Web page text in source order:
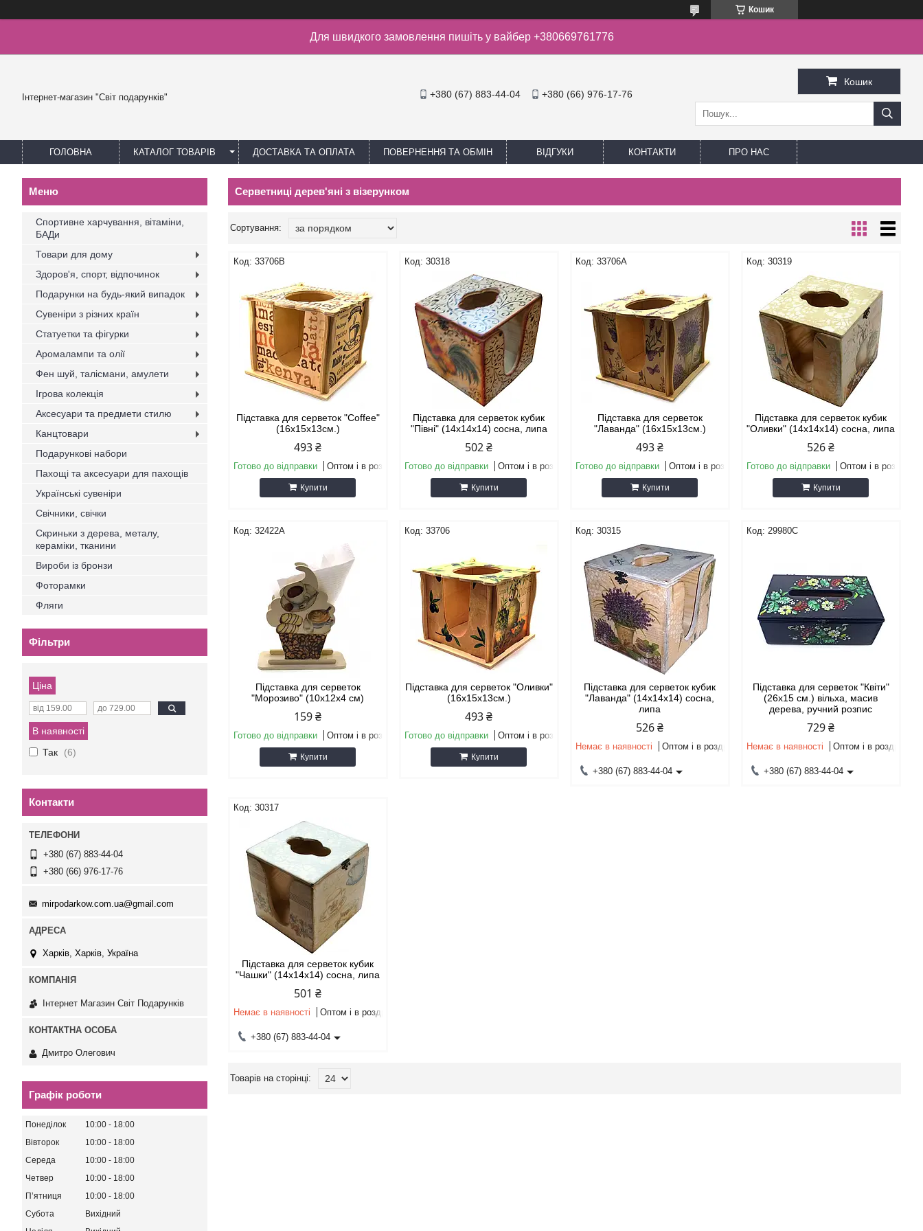
Кошик
Для швидкого замовлення пишіть у вайбер +380669761776
Інтернет-магазин "Світ подарунків" +380 (67) 883-44-04 +380 (66) 976-17-76
Кошик
ГОЛОВНА КАТАЛОГ ТОВАРІВ ДОСТАВКА ТА ОПЛАТА ПОВЕРНЕННЯ ТА ОБМІН ВІДГУКИ КОНТАКТИ ПРО НАС
Серветниці дерев'яні з візерунком
33706B
Підставка для серветок "Coffee"
(16х15х13см.)
493 ₴
Готово до відправки Оптом і в роздріб
Купити
30318
Підставка для серветок кубик
"Півні" (14х14х14) сосна, липа
502 ₴
Готово до відправки Оптом і в роздріб
Купити
33706A
Підставка для серветок
"Лаванда" (16х15х13см.)
493 ₴
Готово до відправки Оптом і в роздріб
Купити
30319
Підставка для серветок кубик
"Оливки" (14х14х14) сосна, липа
526 ₴
Готово до відправки Оптом і в роздріб
Купити
32422A
Підставка для серветок
"Морозиво" (10х12х4 см)
159 ₴
Готово до відправки Оптом і в роздріб
Купити
33706
Підставка для серветок "Оливки"
(16х15х13см.)
493 ₴
Готово до відправки Оптом і в роздріб
Купити
30315
Підставка для серветок кубик
"Лаванда" (14х14х14) сосна,
липа
526 ₴
Немає в наявності Оптом і в роздріб
+380 (67) 883-44-04
29980C
Підставка для серветок "Квіти"
(26х15 см.) вільха, масив
дерева, ручний розпис
729 ₴
Немає в наявності Оптом і в роздріб
+380 (67) 883-44-04
30317
Підставка для серветок кубик
"Чашки" (14х14х14) сосна, липа
501 ₴
Немає в наявності Оптом і в роздріб
+380 (67) 883-44-04
Спортивне харчування, вітаміни,
БАДи
Товари для дому
Здоров'я, спорт, відпочинок
Подарунки на будь-який випадок
Сувеніри з різних країн
Статуетки та фігурки
Аромалампи та олії
Фен шуй, талісмани, амулети
Ігрова колекція
Аксесуари та предмети стилю
Канцтовари
Подарункові набори
Пахощі та аксесуари для пахощів
Українські сувеніри
Свічники, свічки
Скриньки з дерева, металу,
кераміки, тканини
Вироби із бронзи
Фоторамки
Фляги
Фільтри
Ціна
В наявності
Так
6
Контакти
+380 (67) 883-44-04
+380 (66) 976-17-76
mirpodarkow.com.ua@gmail.com
Харків, Харків, Україна
Інтернет Магазин Світ Подарунків
Дмитро Олегович
Графік роботи
Понеділок 10:00
18:00
Вівторок
10:00
18:00
Середа
10:00
18:00
Четвер
10:00
18:00
Пʼятниця
10:00
18:00
Субота
Вихідний